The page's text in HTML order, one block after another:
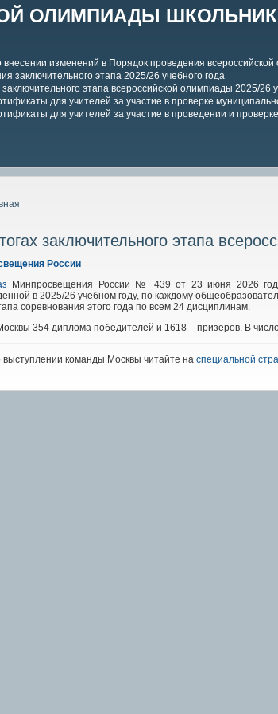
ОЛИМПИАДЫ
внесении изменений в Порядок проведения
заключительного этапа 2025/26 учебного года
заключительного этапа всероссийской олимпиады 2025/26
для учителей за участие в проверке
для учителей за участие в проведении и
заключительного этапа
России
Минпросвещения России № 439 от 23 июня 2026 года
в 2025/26 учебном году, по каждому
соревнования этого года по всем 24 дисциплинам.
354 диплома победителей и 1618 – призеров. В
команды Москвы читайте на специальной